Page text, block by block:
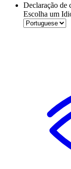
Declaração de
Escolha um